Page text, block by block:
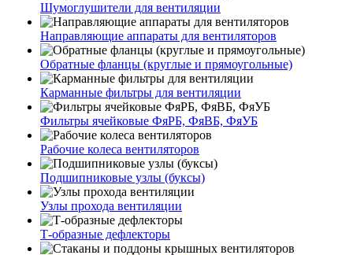
Шумоглушители для вентиляции
Направляющие аппараты для вентиляторов
Обратные фланцы (круглые и прямоугольные)
Карманные фильтры для вентиляции
Фильтры ячейковые ФяРБ, ФяВБ, ФяУБ
Рабочие колеса вентиляторов
Подшипниковые узлы (буксы)
Узлы прохода вентиляции
Т-образные дефлекторы